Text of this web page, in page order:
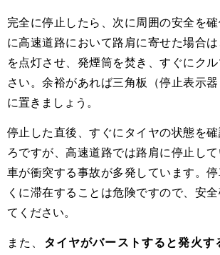
完全に停止したら、次に周囲の安全を
に高速道路において路肩に寄せた場合
を点灯させ、発煙筒を焚き、すぐにク
さい。余裕があれば三角板（停止表示
に置きましょう。
停止した直後、すぐにタイヤの状態を
ろですが、高速道路では路肩に停止し
車が衝突する事故が多発しています。
くに滞在することは危険ですので、安
てください。
また、 タイヤがバーストすると発火す